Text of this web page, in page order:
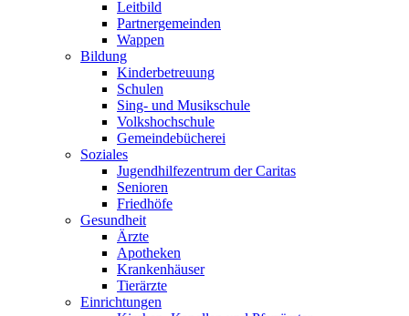
Leitbild
Partnergemeinden
Wappen
Bildung
Kinderbetreuung
Schulen
Sing- und Musikschule
Volkshochschule
Gemeindebücherei
Soziales
Jugendhilfezentrum der Caritas
Senioren
Friedhöfe
Gesundheit
Ärzte
Apotheken
Krankenhäuser
Tierärzte
Einrichtungen